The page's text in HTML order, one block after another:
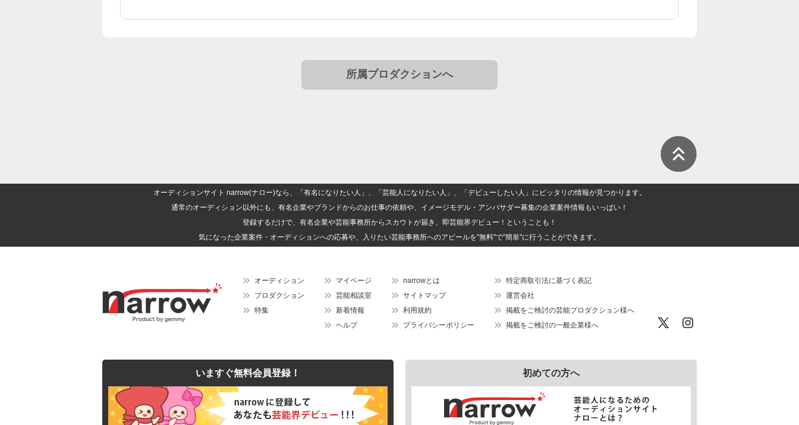
所属プロダクションへ
オーディションサイト narrow(ナロー)なら、「有名になりたい人」、「芸能人になりたい人」、「デビューしたい人」にピッタリの情報が見つかります。
通常のオーディション以外にも、有名企業やブランドからのお仕事の依頼や、イメージモデル・アンバサダー募集の企業案件情報もいっぱい！
登録するだけで、有名企業や芸能事務所からスカウトが届き、即芸能界デビュー！ということも！
気になった企業案件・オーディションへの応募や、入りたい芸能事務所へのアピールを"無料"で"簡単"に行うことができます。
オーディション
プロダクション
特集
マイページ
芸能相談室
新着情報
ヘルプ
narrowとは
サイトマップ
利用規約
プライバシーポリシー
特定商取引法に基づく表記
運営会社
掲載をご検討の芸能プロダクション様へ
掲載をご検討の一般企業様へ
いますぐ無料会員登録！ 初めての方へ